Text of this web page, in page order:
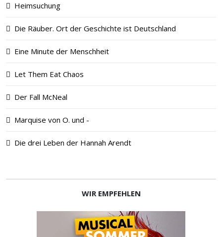
Heimsuchung
Die Räuber. Ort der Geschichte ist Deutschland
Eine Minute der Menschheit
Let Them Eat Chaos
Der Fall McNeal
Marquise von O. und -
Die drei Leben der Hannah Arendt
WIR EMPFEHLEN